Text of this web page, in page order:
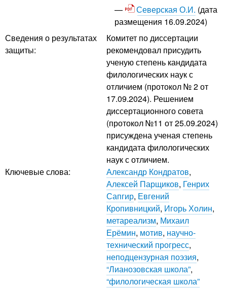
Северская О.И. (дата
размещения 16.09.2024)
Сведения о результатах
защиты:
Комитет по диссертации
рекомендовал присудить
ученую степень кандидата
филологических наук с
отличием (протокол № 2 от
17.09.2024). Решением
диссертационного совета
(протокол №11 от 25.09.2024)
присуждена ученая степень
кандидата филологических
наук с отличием.
Ключевые слова:
Александр Кондратов,
Алексей Парщиков, Генрих
Сапгир, Евгений
Кропивницкий, Игорь Холин,
метареализм, Михаил
Ерёмин, мотив, научно-
технический прогресс,
неподцензурная поэзия,
“Лианозовская школа”,
“филологическая школа”